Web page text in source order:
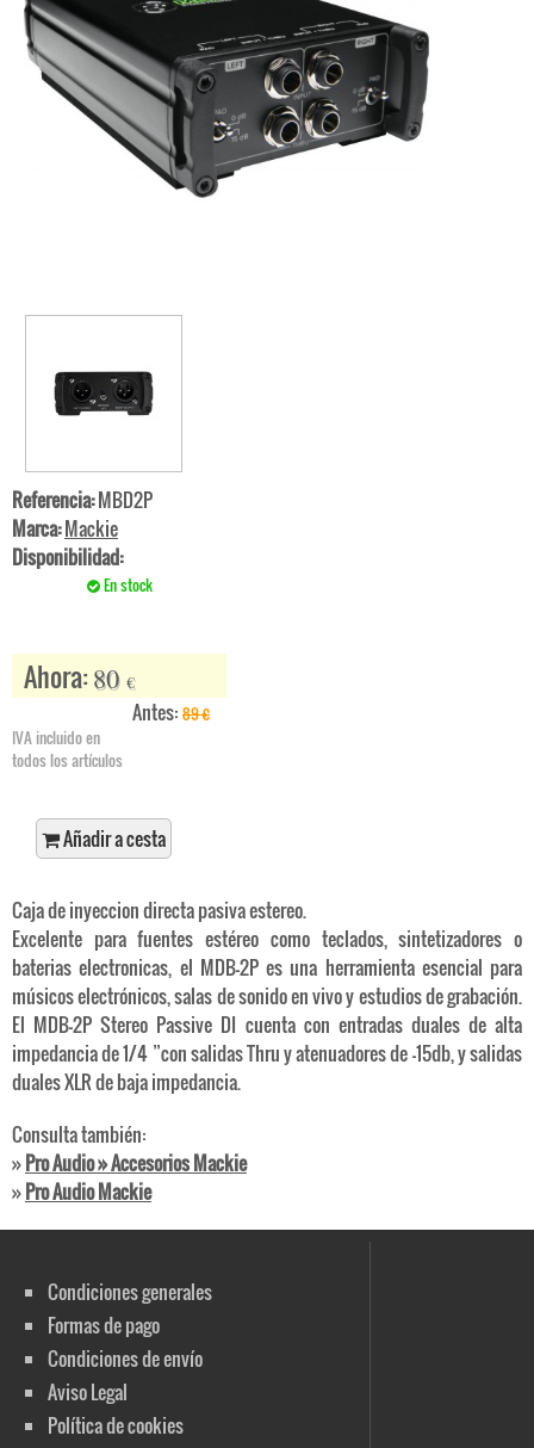
Referencia:MBD2P
Marca:Mackie
Disponibilidad:
En stock
Ahora: 80 €
Antes: 89€
IVA incluido en
todos los artículos
Añadir a cesta
Caja de inyeccion directa pasiva estereo.
Excelente para fuentes estéreo como teclados, sintetizadores o
baterias electronicas, el MDB-2P es una herramienta esencial para
músicos electrónicos, salas de sonido en vivo y estudios de grabación.
El MDB-2P Stereo Passive DI cuenta con entradas duales de alta
impedancia de 1/4 ”con salidas Thru y atenuadores de -15db, y salidas
duales XLR de baja impedancia.
Consulta también:
»Pro Audio » Accesorios Mackie
»Pro Audio Mackie
Condiciones generales
Formas de pago
Condiciones de envío
Aviso Legal
Política de cookies